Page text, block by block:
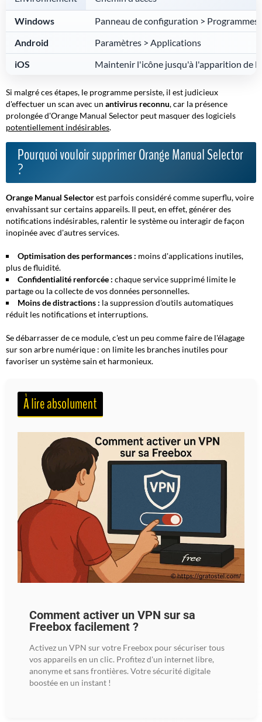
Windows
Panneau de configuration >
Android
Paramètres > Applications
iOS
Maintenir l'icône jusqu'à l'apparition de
Si malgré ces étapes, le programme persiste, il est judicieux
d'effectuer un scan avec un antivirus reconnu, car la présence
prolongée d'Orange Manual Selector peut masquer des logiciels
potentiellement indésirables.
Pourquoi vouloir supprimer Orange Manual Selector
?
Orange Manual Selectorest parfois considéré comme superflu, voire
envahissant sur certains appareils. Il peut, en effet, générer des
notifications indésirables, ralentir le système ou interagir de façon
inopinée avec d'autres services.
Optimisation des performances : moins d'applications inutiles,
plus de fluidité.
Confidentialité renforcée : chaque service supprimé limite le
partage ou la collecte de vos données personnelles.
Moins de distractions : la suppression d'outils automatiques
réduit les notifications et interruptions.
Se débarrasser de ce module, c'est un peu commefaire de l'élagage
sur son arbre numérique : on limite les branches inutiles pour
favoriser un système sain et harmonieux.
À lire absolument
Comment activer un VPN sur sa
Freebox facilement ?
Activez un VPN sur votre Freebox pour sécuriser tous
vos appareils en un clic. Profitez d'un internet libre,
anonyme et sans frontières. Votre sécurité digitale
boostée en un instant !